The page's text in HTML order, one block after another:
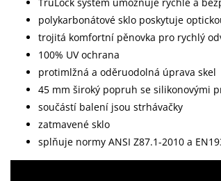
polykarbonátové sklo poskytuje
trojitá komfortní pěnovka pro rychlý
100% UV ochrana
protimlžná a oděruodolná úprava skel
45 mm široký popruh se silikonovými
součástí balení jsou strhávačky
zatmavené sklo
splňuje normy ANSI Z87.1-2010 a